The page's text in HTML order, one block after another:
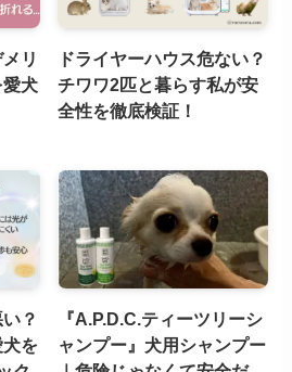
リ
犬
ドライヤーハウス危ない？
チワワ2匹と暮らす私が安
全性を徹底検証！
？
を
『A.P.D.C.ティーツリーシ
ャンプー』犬用シャンプー